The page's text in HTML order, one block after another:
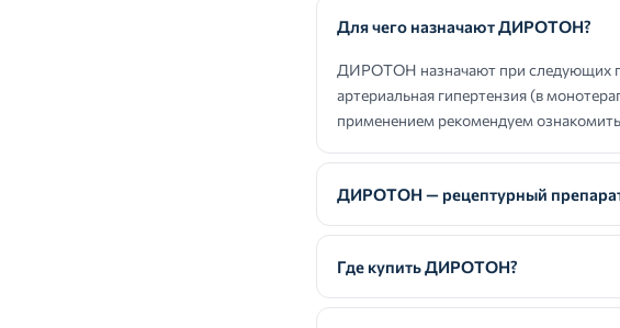
Для чего назначают ДИРОТОН?
ДИРОТОН назначают при следующих
артериальная гипертензия (в
применением рекомендуем
ДИРОТОН — рецептурный
Где купить ДИРОТОН?